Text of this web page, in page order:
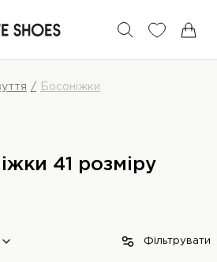
Босоніжки
41 розміру
Фільтрувати